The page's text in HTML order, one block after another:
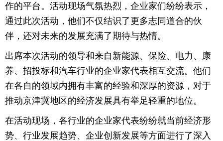
讯
财
富
文
化
作的平台。活动现场气氛热烈，企业家们纷纷表示，
通过此次活动，他们不仅结识了更多志同道合的伙
伴，还对未来的发展充满了期待与热情。
出席本次活动的领导和来自新能源、保险、电力、康
养、招投标和汽车行业的企业家代表相互交流。他们
在各自的领域内拥有丰富的经验和深厚的资源，对于
推动京津冀地区的经济发展具有举足轻重的地位。
在活动现场，各行业的企业家代表纷纷就当前经济形
势、行业发展趋势、企业创新发展等方面进行了深入